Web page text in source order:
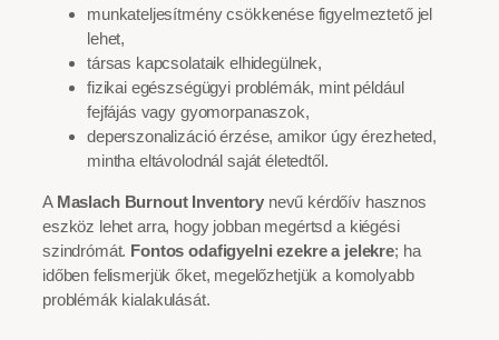
munkateljesítmény csökkenése figyelmeztető jel
lehet,
társas kapcsolataik elhidegülnek,
fizikai egészségügyi problémák, mint például
fejfájás vagy gyomorpanaszok,
deperszonalizáció érzése, amikor úgy érezheted,
mintha eltávolodnál saját életedtől.
A Maslach Burnout Inventorynevű kérdőív hasznos
eszköz lehet arra, hogy jobban megértsd a kiégési
szindrómát. Fontos odafigyelni ezekre a jelekre; ha
időben felismerjük őket, megelőzhetjük a komolyabb
problémák kialakulását.